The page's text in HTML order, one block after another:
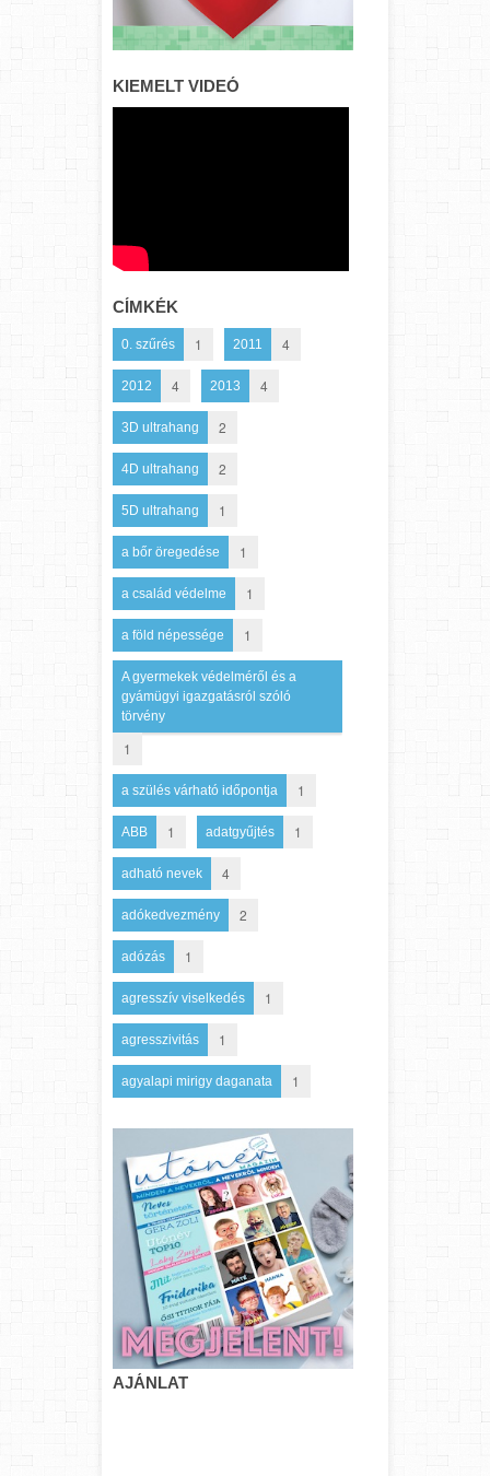
KIEMELT VIDEÓ
CÍMKÉK
0. szűrés 1 2011 4
2012 4 2013 4
3D ultrahang 2
4D ultrahang 2
5D ultrahang 1
a bőr öregedése 1
a család védelme 1
a föld népessége 1
A gyermekek védelméről és a
gyámügyi igazgatásról szóló
törvény
1
a szülés várható időpontja 1
ABB 1 adatgyűjtés 1
adható nevek 4
adókedvezmény 2
adózás 1
agresszív viselkedés 1
agresszivitás 1
agyalapi mirigy daganata 1
AJÁNLAT